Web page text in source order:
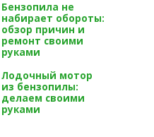
Бензопила не
набирает обороты:
обзор причин и
ремонт своими
руками
Лодочный мотор
из бензопилы:
делаем своими
руками